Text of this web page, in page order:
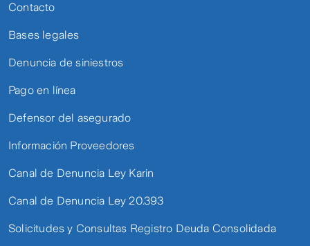
Contacto
Bases legales
Denuncia de siniestros
Pago en línea
Defensor del asegurado
Información Proveedores
Canal de Denuncia Ley Karin
Canal de Denuncia Ley 20.393
Solicitudes y Consultas Registro Deuda Consolidada